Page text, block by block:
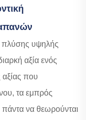
πλύσης υψηλής
αξία ενός
που
τα εμπρός
να θεωρούνται